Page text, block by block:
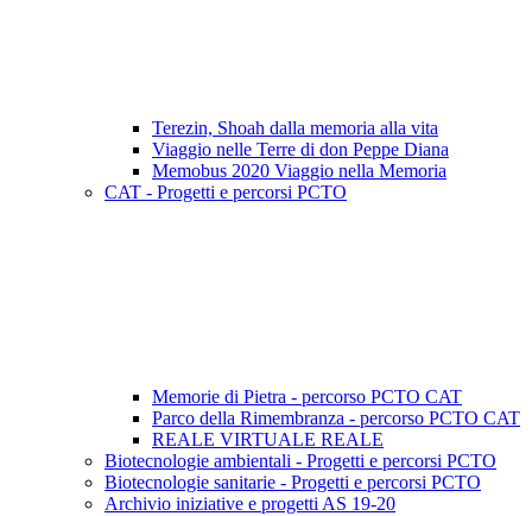
Terezin, Shoah dalla memoria alla vita
Viaggio nelle Terre di don Peppe Diana
Memobus 2020 Viaggio nella Memoria
CAT - Progetti e percorsi PCTO
Memorie di Pietra - percorso PCTO CAT
Parco della Rimembranza - percorso PCTO CAT
REALE VIRTUALE REALE
Biotecnologie ambientali - Progetti e percorsi PCTO
Biotecnologie sanitarie - Progetti e percorsi PCTO
Archivio iniziative e progetti AS 19-20